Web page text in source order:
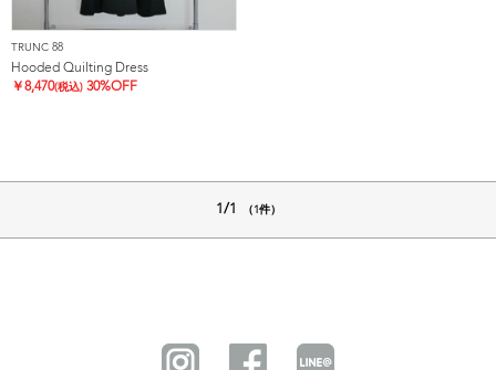
TRUNC 88
Hooded Quilting Dress
￥8,470(税込) 30%OFF
1/1 （1件）